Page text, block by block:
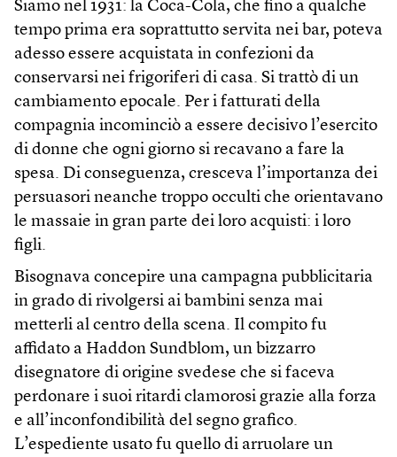
Siamo nel 1931: la Coca-Cola, che fino a qualche
tempo prima era soprattutto servita nei bar, poteva
adesso essere acquistata in confezioni da
conservarsi nei frigoriferi di casa. Si trattò di un
cambiamento epocale. Per i fatturati della
compagnia incominciò a essere decisivo l’esercito
di donne che ogni giorno si recavano a fare la
spesa. Di conseguenza, cresceva l’importanza dei
persuasori neanche troppo occulti che orientavano
le massaie in gran parte dei loro acquisti: i loro
figli.
Bisognava concepire una campagna pubblicitaria
in grado di rivolgersi ai bambini senza mai
metterli al centro della scena. Il compito fu
affidato a Haddon Sundblom, un bizzarro
disegnatore di origine svedese che si faceva
perdonare i suoi ritardi clamorosi grazie alla forza
e all’inconfondibilità del segno grafico.
L’espediente usato fu quello di arruolare un